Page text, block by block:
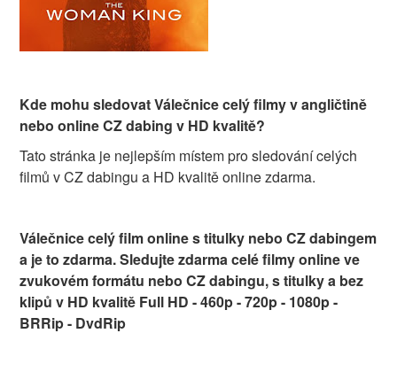
Kde mohu sledovat Válečnice celý filmy v angličtině
nebo online CZ dabing v HD kvalitě?
Tato stránka je nejlepším místem pro sledování celých
filmů v CZ dabingu a HD kvalitě online zdarma.
Válečnice celý film online s titulky nebo CZ dabingem
a je to zdarma. Sledujte zdarma celé filmy online ve
zvukovém formátu nebo CZ dabingu, s titulky a bez
klipů v HD kvalitě Full HD - 460p - 720p - 1080p -
BRRip - DvdRip